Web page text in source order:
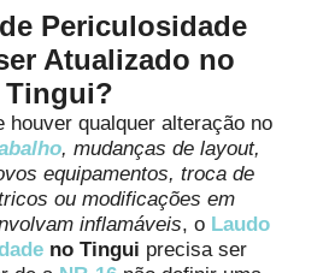
Periculosidade
Atualizado no
Tingui?
houver qualquer alteração no
, mudanças de layout,
equipamentos, troca de
ou modificações em
inflamáveis, o Laudo
no Tingui precisa ser